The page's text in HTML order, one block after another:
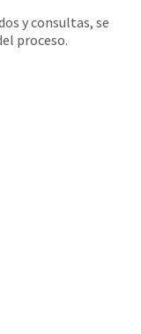
y consultas, se
proceso.